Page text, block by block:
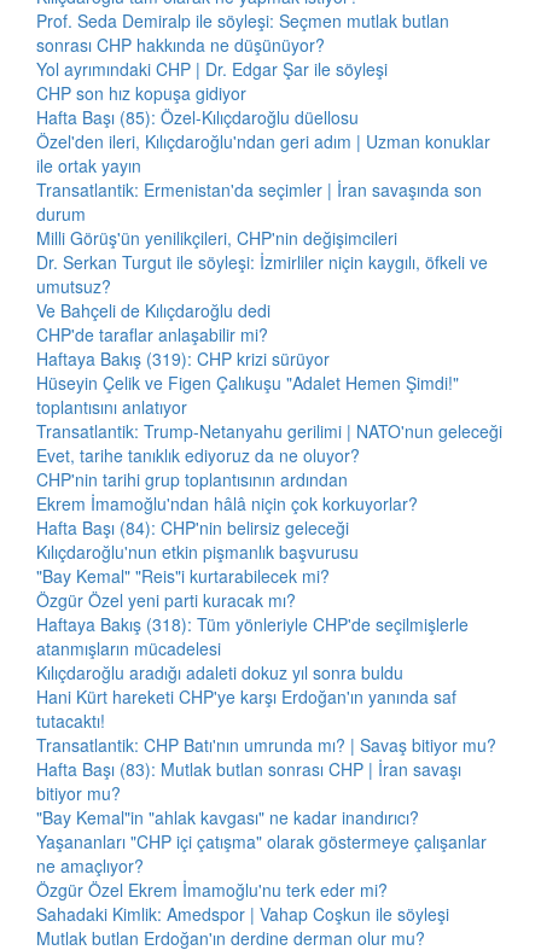
Prof. Seda Demiralp ile söyleşi: Seçmen mutlak butlan
sonrası CHP hakkında ne düşünüyor?
Yol ayrımındaki CHP | Dr. Edgar Şar ile söyleşi
CHP son hız kopuşa gidiyor
Hafta Başı (85): Özel-Kılıçdaroğlu düellosu
Özel'den ileri, Kılıçdaroğlu'ndan geri adım | Uzman konuklar
ile ortak yayın
Transatlantik: Ermenistan'da seçimler | İran savaşında son
durum
Milli Görüş'ün yenilikçileri, CHP'nin değişimcileri
Dr. Serkan Turgut ile söyleşi: İzmirliler niçin kaygılı, öfkeli ve
umutsuz?
Ve Bahçeli de Kılıçdaroğlu dedi
CHP'de taraflar anlaşabilir mi?
Haftaya Bakış (319): CHP krizi sürüyor
Hüseyin Çelik ve Figen Çalıkuşu "Adalet Hemen Şimdi!"
toplantısını anlatıyor
Transatlantik: Trump-Netanyahu gerilimi | NATO'nun geleceği
Evet, tarihe tanıklık ediyoruz da ne oluyor?
CHP'nin tarihi grup toplantısının ardından
Ekrem İmamoğlu'ndan hâlâ niçin çok korkuyorlar?
Hafta Başı (84): CHP'nin belirsiz geleceği
Kılıçdaroğlu'nun etkin pişmanlık başvurusu
"Bay Kemal" "Reis"i kurtarabilecek mi?
Özgür Özel yeni parti kuracak mı?
Haftaya Bakış (318): Tüm yönleriyle CHP'de seçilmişlerle
atanmışların mücadelesi
Kılıçdaroğlu aradığı adaleti dokuz yıl sonra buldu
Hani Kürt hareketi CHP'ye karşı Erdoğan'ın yanında saf
tutacaktı!
Transatlantik: CHP Batı'nın umrunda mı? | Savaş bitiyor mu?
Hafta Başı (83): Mutlak butlan sonrası CHP | İran savaşı
bitiyor mu?
"Bay Kemal"in "ahlak kavgası" ne kadar inandırıcı?
Yaşananları "CHP içi çatışma" olarak göstermeye çalışanlar
ne amaçlıyor?
Özgür Özel Ekrem İmamoğlu'nu terk eder mi?
Sahadaki Kimlik: Amedspor | Vahap Coşkun ile söyleşi
Mutlak butlan Erdoğan'ın derdine derman olur mu?